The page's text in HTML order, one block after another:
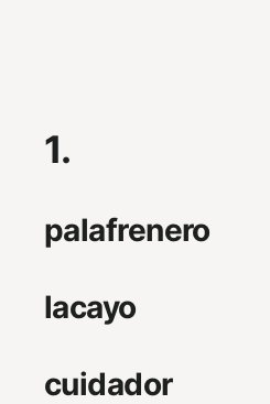
1.
palafrenero
lacayo
cuidador